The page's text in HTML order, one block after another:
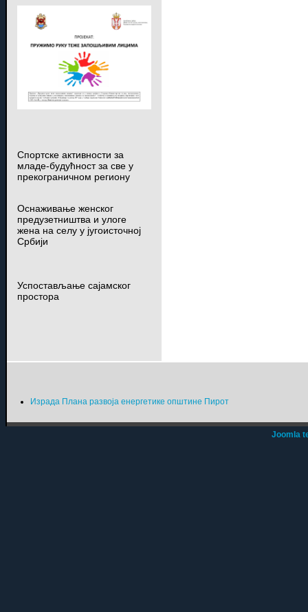
Спортске активности за
младе-будућност за све у
прекограничном региону
Оснаживање женског
предузетништва и улоге
жена на селу у југоисточној
Србији
Успостављање сајамског
простора
Израда Плана развоја енергетике општине Пирот
Joomla